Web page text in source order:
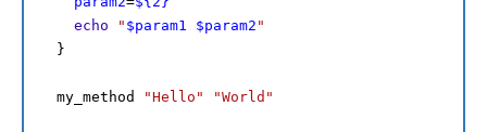
echo
" $param1 $param2 "
}
my_method "Hello" "World"